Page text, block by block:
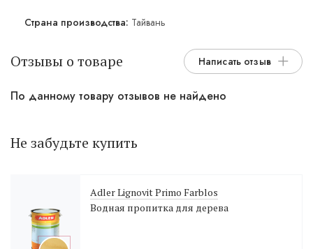
Страна производства: Тайвань
Отзывы о товаре Написать отзыв
По данному товару отзывов не найдено
Не забудьте купить
Adler Lignovit Primo Farblos
Водная пропитка для дерева